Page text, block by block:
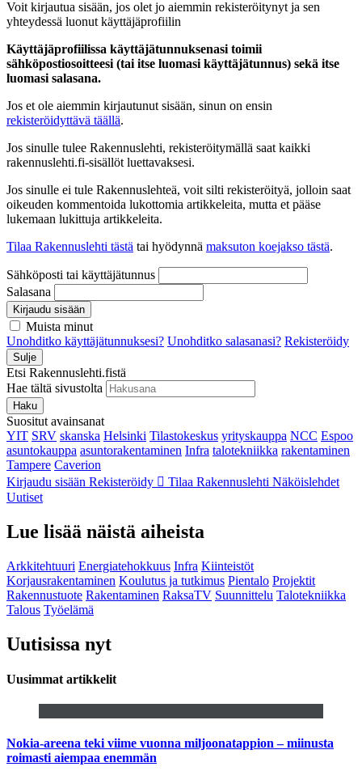
Voit kirjautua sisään, jos olet jo aiemmin rekisteröitynyt ja sen
yhteydessä luonut käyttäjäprofiilin
Käyttäjäprofiilissa käyttäjätunnuksenasi toimii
sähköpostiosoitteesi (tai itse luomasi käyttäjätunnus) sekä itse
luomasi salasana.
Jos et ole aiemmin kirjautunut sisään, sinun on ensin
rekisteröidyttävä täällä.
Jos sinulle tulee Rakennuslehti, rekisteröitymällä saat kaikki
rakennuslehti.fi-sisällöt luettavaksesi.
Jos sinulle ei tule Rakennuslehteä, voit silti rekisteröityä, jolloin saat
oikeuden kommentoida lukottomia artikkeleita, mutta et pääse
lukemaan lukittuja artikkeleita.
Tilaa Rakennuslehti tästä tai hyödynnä maksuton koejakso tästä.
Sähköposti tai käyttäjätunnus
Salasana
Kirjaudu sisään
Muista minut
Unohditko käyttäjätunnuksesi? Unohditko salasanasi? Rekisteröidy
Sulje
Etsi Rakennuslehti.fistä
Hae tältä sivustolta
Haku
Suositut avainsanat
YIT SRV skanska Helsinki Tilastokeskus yrityskauppa NCC Espoo
asuntokauppa asuntorakentaminen Infra talotekniikka rakentaminen
Tampere Caverion
Kirjaudu sisään Rekisteröidy Tilaa Rakennuslehti Näköislehdet
Uutiset
Lue lisää näistä aiheista
Arkkitehtuuri Energiatehokkuus Infra Kiinteistöt
Korjausrakentaminen Koulutus ja tutkimus Pientalo Projektit
Rakennustuote Rakentaminen RaksaTV Suunnittelu Talotekniikka
Talous Työelämä
Uutisissa nyt
Uusimmat artikkelit
Nokia-areena teki viime vuonna miljoonatappion – miinusta
roimasti aiempaa enemmän